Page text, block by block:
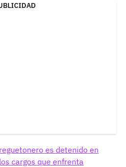
es detenido en
cargos que enfrenta